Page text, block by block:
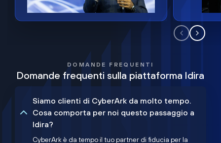
DOMANDE FREQUENTI
Domande frequenti sulla piattaforma Idira
Siamo clienti di CyberArk da molto tempo.
Cosa comporta per noi questo passaggio a
Idira?
CyberArk è da tempo il tuo partner di fiducia per la